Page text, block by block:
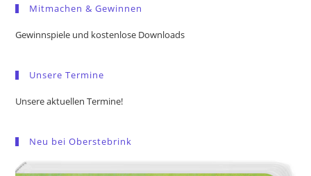
Mitmachen & Gewinnen
Gewinnspiele und kostenlose Downloads
Unsere Termine
Unsere aktuellen Termine!
Neu bei Oberstebrink